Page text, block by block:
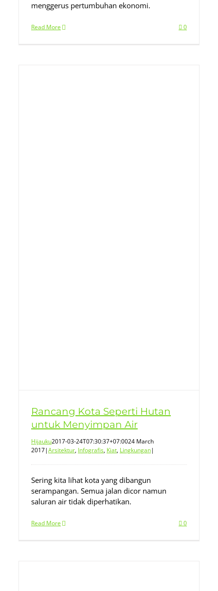
menggerus pertumbuhan ekonomi.
Read More 0
Rancang Kota Seperti Hutan
untuk Menyimpan Air
Hijauku2017-03-24T07:30:37+07:0024 March
2017|Arsitektur, Infografis, Kiat, Lingkungan|
Sering kita lihat kota yang dibangun
serampangan. Semua jalan dicor namun
saluran air tidak diperhatikan.
Read More 0